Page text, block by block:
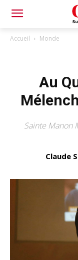
Accueil Monde
Au
Sainte Manon
Claude